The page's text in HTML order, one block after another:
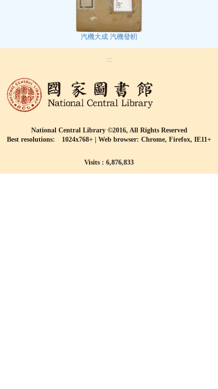
汽機大成 汽機發軔
:::
National Central Library ©2016, All Rights Reserved
Best resolutions: 1024x768+ | Web browser: Chrome, Firefox, IE11+
Visits : 6,876,833